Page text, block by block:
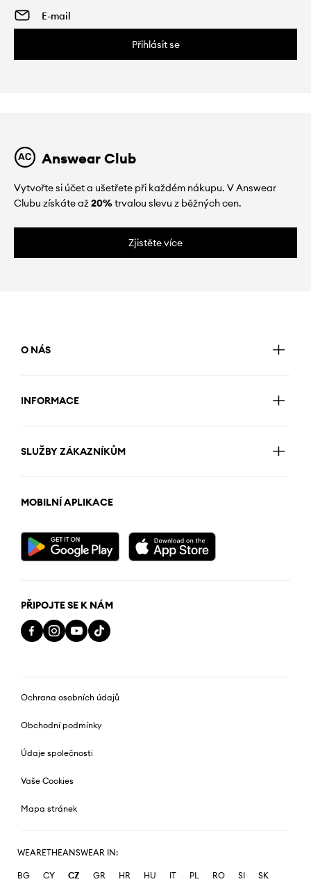
Přihlásit se
Answear Club
Vytvořte si účet a ušetřete při každém nákupu. V Answear
Clubu získáte až20%trvalou slevu z běžných cen.
Zjistěte více
O NÁS
INFORMACE
SLUŽBY ZÁKAZNÍKŮM
MOBILNÍ APLIKACE
PŘIPOJTE SE K NÁM
Ochrana osobních údajů
Obchodní podmínky
Údaje společnosti
Vaše Cookies
Mapa stránek
WEARETHEANSWEAR IN:
BG CY CZ GR HR HU IT PL RO SI SK